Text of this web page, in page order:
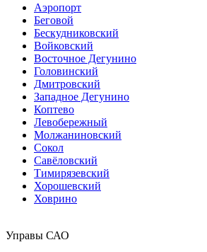
Аэропорт
Беговой
Бескудниковский
Войковский
Восточное Дегунино
Головинский
Дмитровский
Западное Дегунино
Коптево
Левобережный
Молжаниновский
Сокол
Савёловский
Тимирязевский
Хорошевский
Ховрино
Управы САО